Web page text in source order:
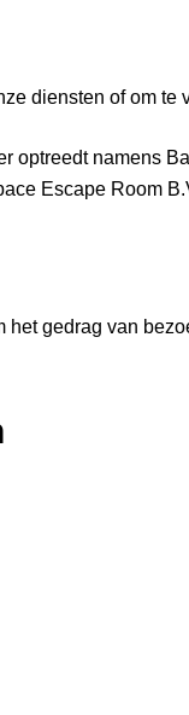
diensten of om
optreedt namens
Escape Room
gedrag van